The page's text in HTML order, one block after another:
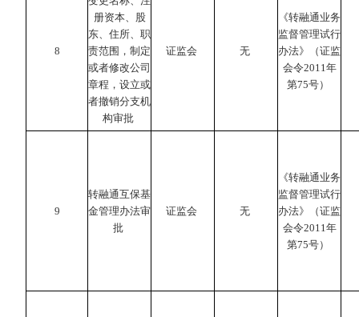
8
册资本、股
东、住所、职
责范围，制定
或者修改公司
章程，设立或
者撤销分支机
构审批
证监会 无
《转融通业务
监督管理试行
办法》（证监
会令2011年
第75号）
9
转融通互保基
金管理办法审
批
证监会 无
《转融通业务
监督管理试行
办法》（证监
会令2011年
第75号）